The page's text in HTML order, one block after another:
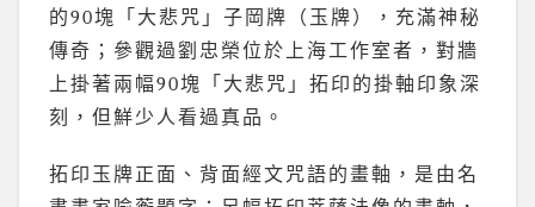
的90塊「大悲咒」子岡牌（玉牌），充滿神秘
傳奇；參觀過劉忠榮位於上海工作室者，對牆
上掛著兩幅90塊「大悲咒」拓印的掛軸印象深
刻，但鮮少人看過真品。
拓印玉牌正面、背面經文咒語的畫軸，是由名